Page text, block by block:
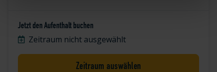
Jetzt den Aufenthalt buchen
Zeitraum nicht ausgewählt
Zeitraum auswählen